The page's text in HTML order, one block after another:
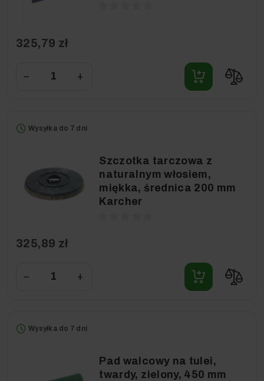
325,79 zł
− +
Wysyłka do 7 dni
Szczotka tarczowa z
naturalnym włosiem,
miękka, średnica 200 mm
Karcher
325,89 zł
− +
Wysyłka do 7 dni
Pad walcowy na tulei,
twardy, zielony, 450 mm